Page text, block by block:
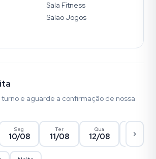
Sala Fitness
Salao Jogos
turno e aguarde a confirmação de nossa
Seg
10/08
Ter
11/08
Qua
12/08 13/08